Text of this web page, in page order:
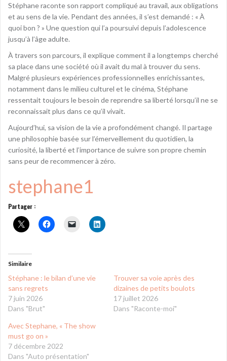
Stéphane raconte son rapport compliqué au travail, aux obligations
et au sens de la vie. Pendant des années, il s’est demandé : « À
quoi bon ? » Une question qui l’a poursuivi depuis l’adolescence
jusqu’à l’âge adulte.
À travers son parcours, il explique comment il a longtemps cherché
sa place dans une société où il avait du mal à trouver du sens.
Malgré plusieurs expériences professionnelles enrichissantes,
notamment dans le milieu culturel et le cinéma, Stéphane
ressentait toujours le besoin de reprendre sa liberté lorsqu’il ne se
reconnaissait plus dans ce qu’il vivait.
Aujourd’hui, sa vision de la vie a profondément changé. Il partage
une philosophie basée sur l’émerveillement du quotidien, la
curiosité, la liberté et l’importance de suivre son propre chemin
sans peur de recommencer à zéro.
stephane1
Partager :
Similaire
Stéphane : le bilan d’une vie
sans regrets
7 juin 2026
Dans "Brut"
Trouver sa voie après des
dizaines de petits boulots
17 juillet 2026
Dans "Raconte-moi"
Avec Stephane, « The show
must go on »
7 décembre 2022
Dans "Auto présentation"